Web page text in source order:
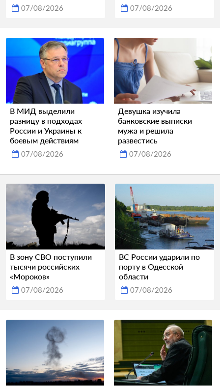
07/08/2026 07/08/2026
В МИД выделили
разницу в подходах
России и Украины к
боевым действиям
07/08/2026
Девушка изучила
банковские выписки
мужа и решила
развестись
07/08/2026
В зону СВО поступили
тысячи российских
«Мороков»
07/08/2026
ВС России ударили по
порту в Одесской
области
07/08/2026